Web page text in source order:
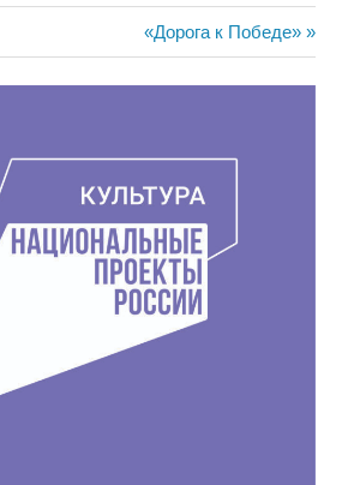
Следующая
запись:
«Дорога к Победе»